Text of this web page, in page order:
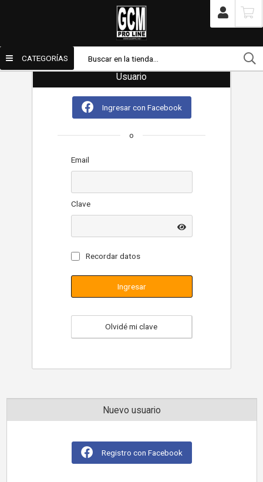
Enviar por email
CATEGORÍAS
Mi cuenta
Usuario
Ingresar con Facebook
o
Email
Clave
Recordar datos
Ingresar
Olvidé mi clave
Nuevo usuario
Registro con Facebook